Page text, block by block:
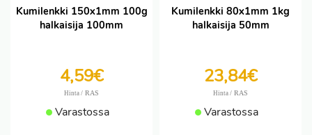
Kumilenkki 150x1mm 100g
halkaisija 100mm
4,59€
Hinta / RAS
Varastossa
Kumilenkki 80x1mm 1kg
halkaisija 50mm
23,84€
Hinta / RAS
Varastossa